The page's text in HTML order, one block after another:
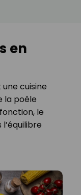
en
cuisine
la poêle
le